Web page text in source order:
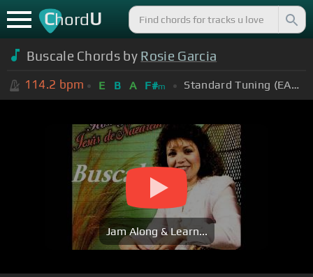
ChordU
Buscale Chords by Rosie Garcia
114.2 bpm E B A F#m Standard Tuning (EADGBE)
Jam Along & Learn...